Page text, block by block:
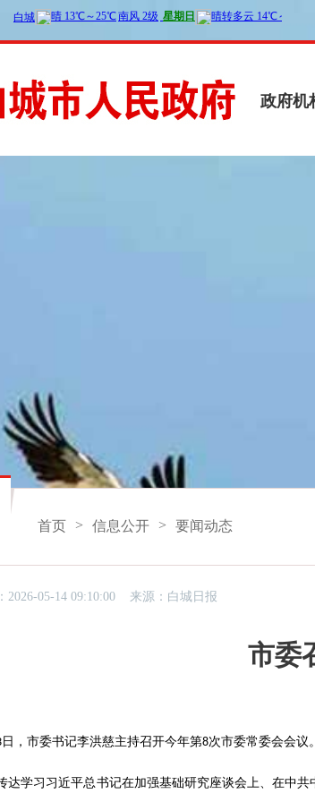
政府机
首页 > 信息公开 > 要闻动态
2026-05-14 09:10:00 来源： 白城日报
市委
日，市委书记李洪慈主持召开今年第8次市委常委会会议。
达学习习近平总书记在加强基础研究座谈会上、在中